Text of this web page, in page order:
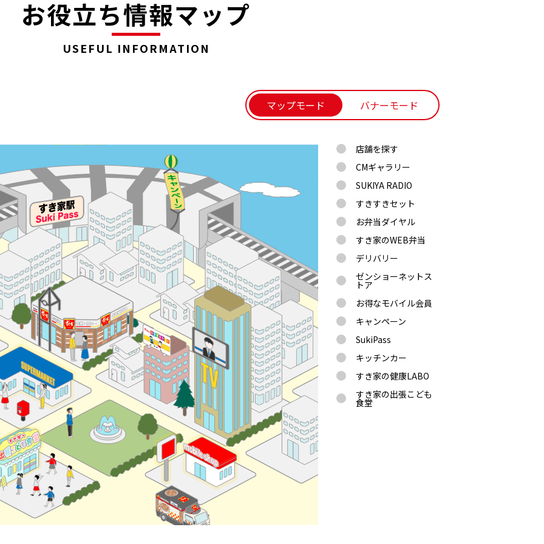
お役立ち情報マップ
USEFUL INFORMATION
マップモード バナーモード
店舗を探す
CMギャラリー
SUKIYA RADIO
すきすきセット
お弁当ダイヤル
すき家のWEB弁当
デリバリー
ゼンショーネットス
トア
お得なモバイル会員
キャンペーン
SukiPass
キッチンカー
すき家の健康LABO
すき家の出張こども
食堂